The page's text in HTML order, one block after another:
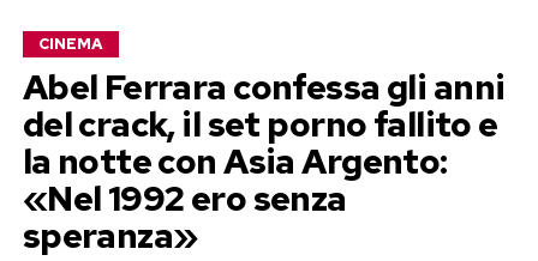
CINEMA
Abel Ferrara confessa gli anni
del crack, il set porno fallito e
la notte con Asia Argento:
«Nel 1992 ero senza
speranza»